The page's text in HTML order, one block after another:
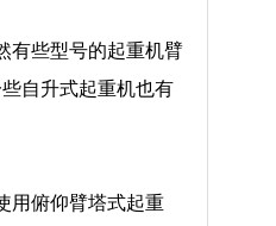
有些型号的起重机臂
自升式起重机也有
用俯仰臂塔式起重